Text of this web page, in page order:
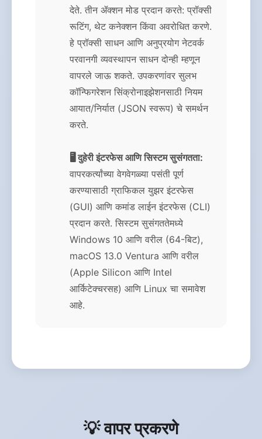
देते. तीन ॲक्शन मोड प्रदान करते: प्रॉक्सी
रूटिंग, थेट कनेक्शन किंवा अवरोधित करणे.
हे प्रॉक्सी साधन आणि अनुप्रयोग नेटवर्क
परवानगी व्यवस्थापन साधन दोन्ही म्हणून
वापरले जाऊ शकते. उपकरणांवर सुलभ
कॉन्फिगरेशन सिंक्रोनाइझेशनसाठी नियम
आयात/निर्यात (JSON स्वरूप) चे समर्थन
करते.
🖥️ दुहेरी इंटरफेस आणि सिस्टम सुसंगतता:
वापरकर्त्यांच्या वेगवेगळ्या पसंती पूर्ण
करण्यासाठी ग्राफिकल युझर इंटरफेस
(GUI) आणि कमांड लाईन इंटरफेस (CLI)
प्रदान करते. सिस्टम सुसंगततेमध्ये
Windows 10 आणि वरील (64-बिट),
macOS 13.0 Ventura आणि वरील
(Apple Silicon आणि Intel
आर्किटेक्चरसह) आणि Linux चा समावेश
आहे.
💡 वापर प्रकरणे